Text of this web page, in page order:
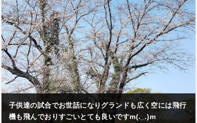
子供達の試合でお世話になりグランドも広く空には飛行
機も飛んでおりすごいとても良いですm(._.)m